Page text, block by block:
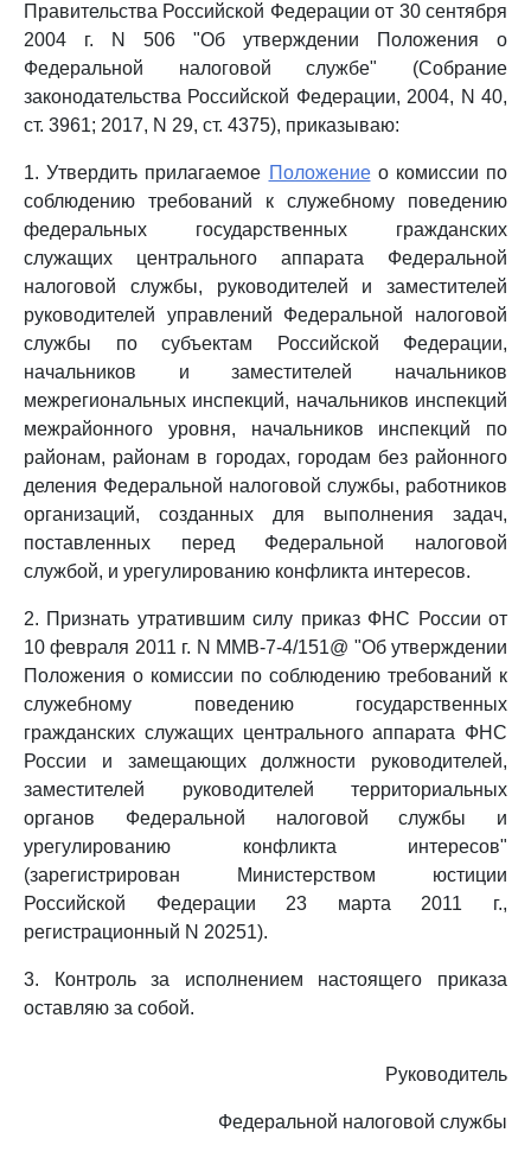
Правительства Российской Федерации от 30 сентября
2004 г. N 506 "Об утверждении Положения о
Федеральной налоговой службе" (Собрание
законодательства Российской Федерации, 2004, N 40,
ст. 3961; 2017, N 29, ст. 4375), приказываю:
1. Утвердить прилагаемое Положениео комиссии по
соблюдению требований к служебному поведению
федеральных государственных гражданских
служащих центрального аппарата Федеральной
налоговой службы, руководителей и заместителей
руководителей управлений Федеральной налоговой
службы по субъектам Российской Федерации,
начальников и заместителей начальников
межрегиональных инспекций, начальников инспекций
межрайонного уровня, начальников инспекций по
районам, районам в городах, городам без районного
деления Федеральной налоговой службы, работников
организаций, созданных для выполнения задач,
поставленных перед Федеральной налоговой
службой, и урегулированию конфликта интересов.
2. Признать утратившим силу приказ ФНС России от
10 февраля 2011 г. N ММВ-7-4/151@ "Об утверждении
Положения о комиссии по соблюдению требований к
служебному поведению государственных
гражданских служащих центрального аппарата ФНС
России и замещающих должности руководителей,
заместителей руководителей территориальных
органов Федеральной налоговой службы и
урегулированию конфликта интересов"
(зарегистрирован Министерством юстиции
Российской Федерации 23 марта 2011 г.,
регистрационный N 20251).
3. Контроль за исполнением настоящего приказа
оставляю за собой.
Руководитель
Федеральной налоговой службы